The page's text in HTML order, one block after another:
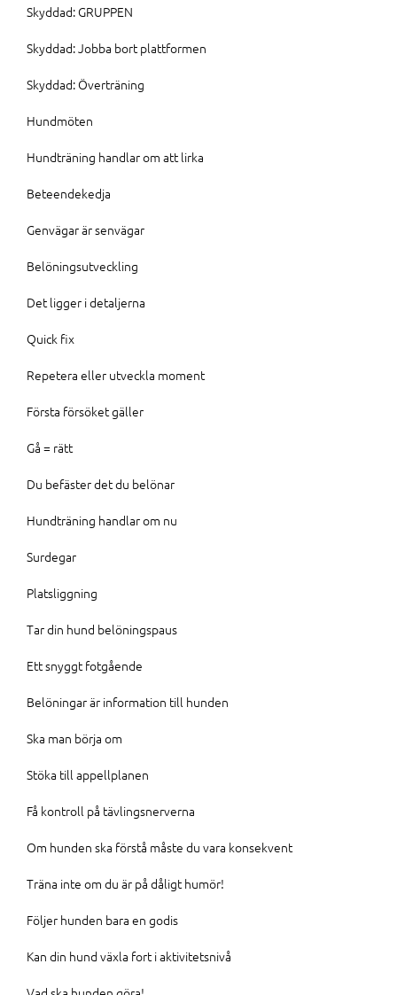
Skyddad: GRUPPEN
Skyddad: Jobba bort plattformen
Skyddad: Överträning
Hundmöten
Hundträning handlar om att lirka
Beteendekedja
Genvägar är senvägar
Belöningsutveckling
Det ligger i detaljerna
Quick fix
Repetera eller utveckla moment
Första försöket gäller
Gå = rätt
Du befäster det du belönar
Hundträning handlar om nu
Surdegar
Platsliggning
Tar din hund belöningspaus
Ett snyggt fotgående
Belöningar är information till hunden
Ska man börja om
Stöka till appellplanen
Få kontroll på tävlingsnerverna
Om hunden ska förstå måste du vara konsekvent
Träna inte om du är på dåligt humör!
Följer hunden bara en godis
Kan din hund växla fort i aktivitetsnivå